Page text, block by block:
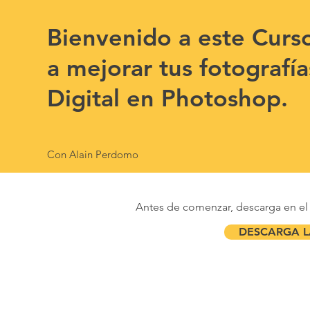
Con Alain Perdomo
Bienvenido a este
a mejorar tus
Digital en Photoshop.
Antes de comenzar, descarga en
DESCARGA